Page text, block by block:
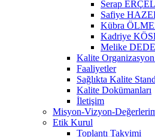
Serap
Safiye
Kübra
Kadriye
Melike
Kalite Organizasyon
Faaliyetler
Sağlıkta Kalite
Kalite Dokümanları
İletişim
Misyon-Vizyon-
Etik Kurul
Toplantı Takvimi